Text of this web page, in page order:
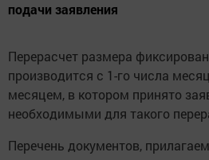
подачи заявления
Перерасчет размера
производится с 1-го числа
месяцем, в котором принято
необходимыми для такого
Перечень документов,